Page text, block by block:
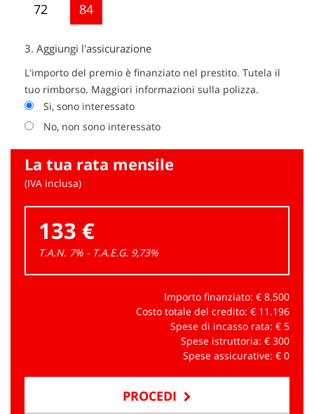
72 84
3. Aggiungi l'assicurazione
L'importo del premio è finanziato nel prestito. Tutela il
tuo rimborso. Maggiori informazioni sulla polizza.
Si, sono interessato
No, non sono interessato
La tua rata mensile
(IVA inclusa)
133 €
T.A.N. 7% - T.A.E.G. 9,73%
Importo finanziato: € 8.500
Costo totale del credito: € 11.196
Spese di incasso rata: € 5
Spese istruttoria: € 300
Spese assicurative: € 0
PROCEDI